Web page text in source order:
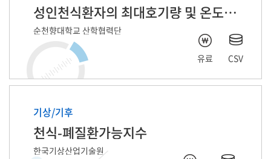
성인천식환자의 최대호기량 및 온도습도 자료
순천향대학교 산학협력단
유료 CSV
기상/기후
천식-폐질환가능지수
한국기상산업기술원